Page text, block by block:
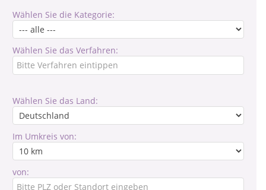
Wählen Sie die Kategorie:
Wählen Sie das Verfahren:
Wählen Sie das Land:
Im Umkreis von:
von: